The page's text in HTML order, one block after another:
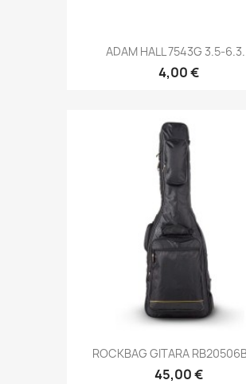
ADAM HALL 7543G 3.5-
4,00 €
ROCKBAG GITARA
45,00 €